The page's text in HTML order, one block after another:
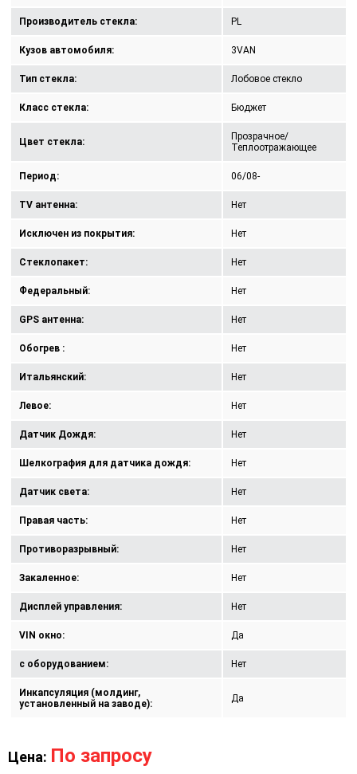
Производитель стекла: PL
Кузов автомобиля: 3VAN
Тип стекла: Лобовое стекло
Класс стекла: Бюджет
Цвет стекла:
Прозрачное/
Теплоотражающее
Период: 06/08-
TV антенна: Нет
Исключен из покрытия: Нет
Стеклопакет: Нет
Федеральный: Нет
GPS антенна: Нет
Обогрев : Нет
Итальянский: Нет
Левое: Нет
Датчик Дождя: Нет
Шелкография для датчика дождя: Нет
Датчик света: Нет
Правая часть: Нет
Противоразрывный: Нет
Закаленное: Нет
Дисплей управления: Нет
VIN окно: Да
с оборудованием: Нет
Инкапсуляция (молдинг,
установленный на заводе):
Да
Цена: По запросу